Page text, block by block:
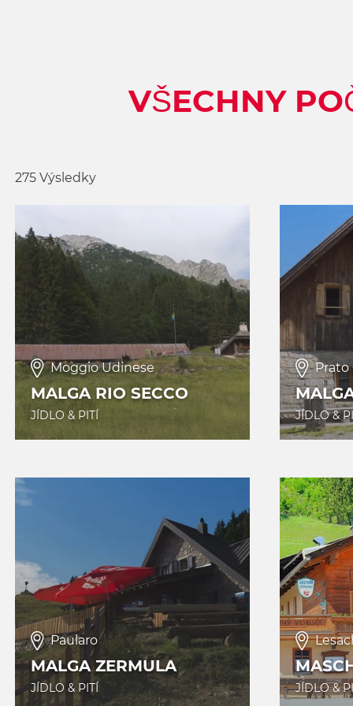
VŠECHNY
275 Výsledky
Moggio Udinese
MALGA RIO SECCO
JÍDLO & PITÍ
Prato
JÍDLO &
Paularo
MALGA ZERMULA
JÍDLO & PITÍ JÍDLO &